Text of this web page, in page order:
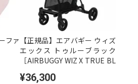
ファ 【正規品】エアバギー ウィズ
エックス トゥルーブラック
［AIRBUGGY WIZ X TRUE BL
¥36,300